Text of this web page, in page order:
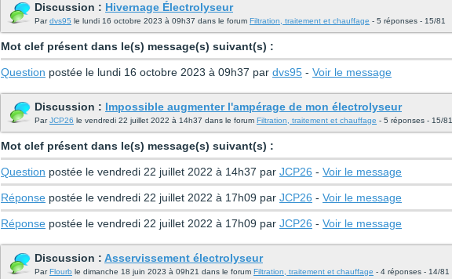
Discussion : Hivernage Électrolyseur
Pardvs95 le lundi 16 octobre 2023 à 09h37 dans le forum Filtration, traitement et chauffage - 5 réponses - 15/81
Mot clef présent dans le(s) message(s) suivant(s) :
Question postée le lundi 16 octobre 2023 à 09h37 par dvs95 - Voir le message
Discussion : Impossible augmenter l'ampérage de mon électrolyseur
ParJCP26 le vendredi 22 juillet 2022 à 14h37 dans le forum Filtration, traitement et chauffage - 5 réponses - 15/81
Mot clef présent dans le(s) message(s) suivant(s) :
Question postée le vendredi 22 juillet 2022 à 14h37 par JCP26 - Voir le message
Réponse postée le vendredi 22 juillet 2022 à 17h09 par JCP26 - Voir le message
Réponse postée le vendredi 22 juillet 2022 à 17h09 par JCP26 - Voir le message
Discussion : Asservissement électrolyseur
ParFlourb le dimanche 18 juin 2023 à 09h21 dans le forum Filtration, traitement et chauffage - 4 réponses - 14/81